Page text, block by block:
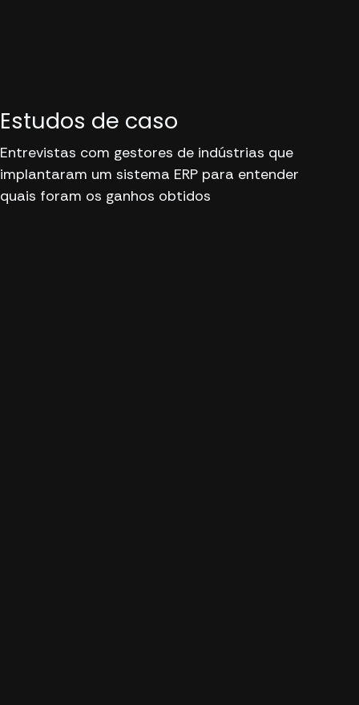
Estudos de caso
Entrevistas com gestores de indústrias que
implantaram um sistema ERP para entender
quais foram os ganhos obtidos